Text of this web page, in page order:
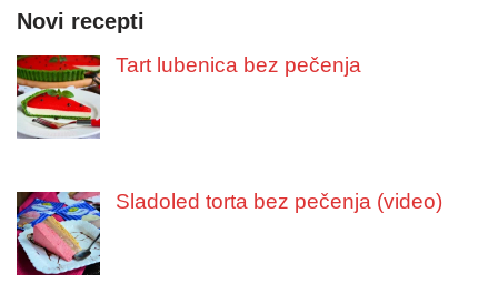
Novi recepti
Tart lubenica bez pečenja
Sladoled torta bez pečenja (video)